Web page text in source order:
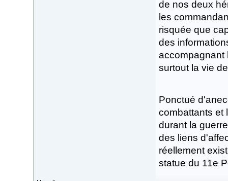
de nos deux
les
risquée que
des
accompagnant
surtout la vie
Ponctué
combattants et
durant la
des liens
réellement
statue du 11e